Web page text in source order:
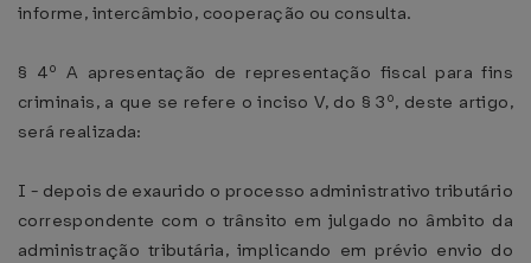
informe, intercâmbio, cooperação ou consulta.
§ 4º A apresentação de representação fiscal para fins
criminais, a que se refere o inciso V, do § 3º, deste artigo,
será realizada:
I - depois de exaurido o processo administrativo tributário
correspondente com o trânsito em julgado no âmbito da
administração tributária, implicando em prévio envio do